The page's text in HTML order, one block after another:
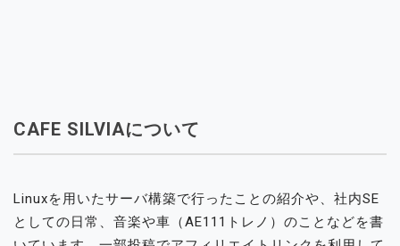
CAFE SILVIAについて
Linuxを用いたサーバ構築で行ったことの紹介や、社内SE
としての日常、音楽や車（AE111トレノ）のことなどを書